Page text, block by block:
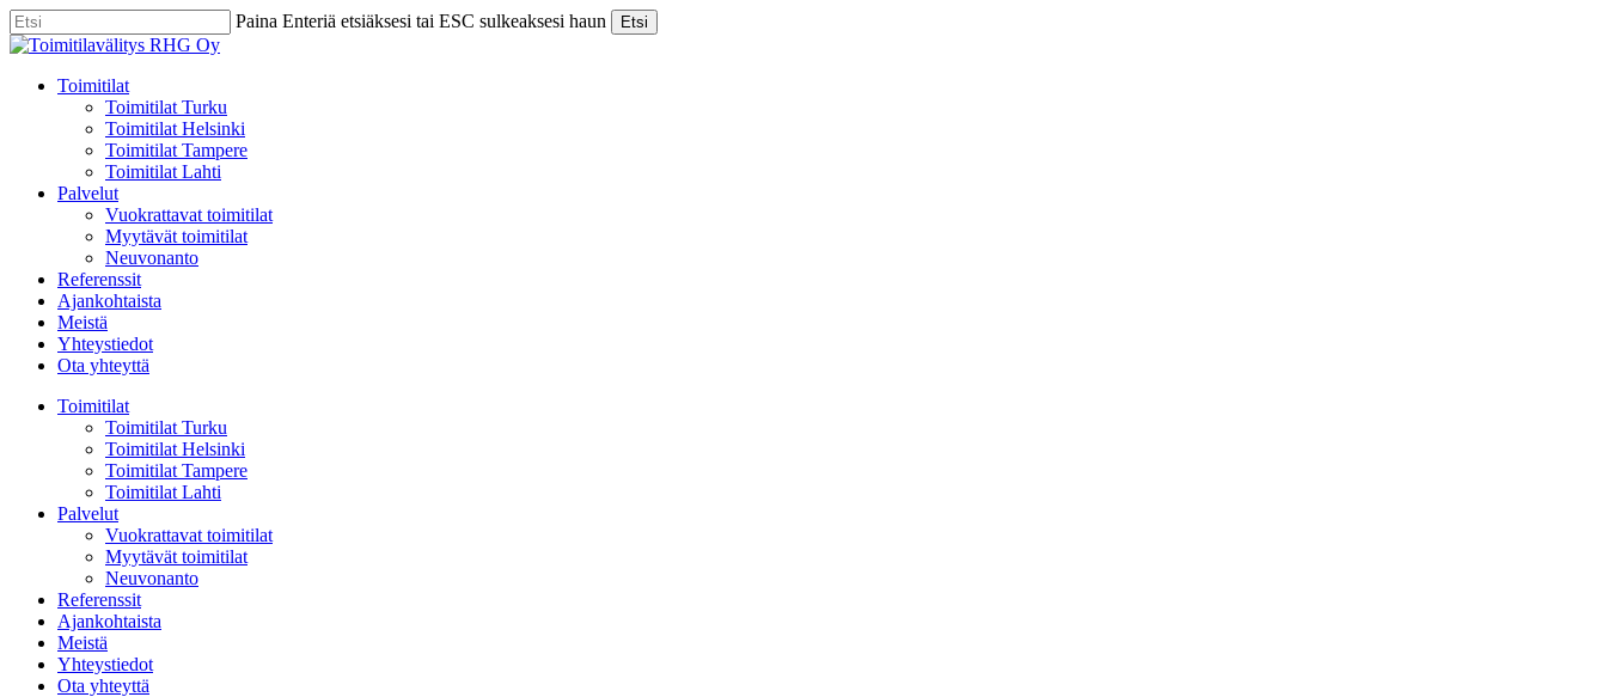
Skip
to
content
Paina Enteriä etsiäksesi tai ESC sulkeaksesi haun Etsi
Close
Menu
Toimitilat
Toimitilat Turku
Toimitilat Helsinki
Toimitilat Tampere
Toimitilat Lahti
Palvelut
Vuokrattavat toimitilat
Myytävät toimitilat
Neuvonanto
Referenssit
Ajankohtaista
Meistä
Yhteystiedot
Ota yhteyttä
Toimitilat
Toimitilat Turku
Toimitilat Helsinki
Toimitilat Tampere
Toimitilat Lahti
Palvelut
Vuokrattavat toimitilat
Myytävät toimitilat
Neuvonanto
Referenssit
Ajankohtaista
Meistä
Yhteystiedot
Ota yhteyttä